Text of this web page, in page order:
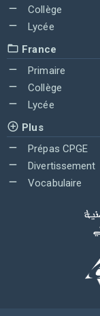
Collège
Lycée
France
Primaire
Collège
Lycée
Plus
Prépas CPGE
Divertissement
Vocabulaire